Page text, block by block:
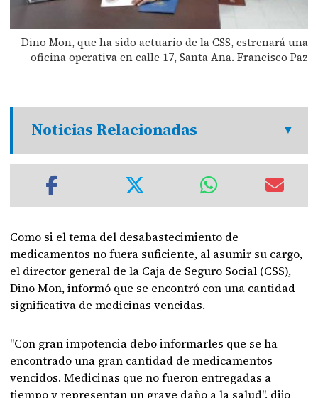
Dino Mon, que ha sido actuario de la CSS, estrenará una
oficina operativa en calle 17, Santa Ana. Francisco Paz
Noticias Relacionadas
Como si el tema del desabastecimiento de
medicamentos no fuera suficiente, al asumir su cargo,
el director general de la Caja de Seguro Social (CSS),
Dino Mon, informó que se encontró con una cantidad
significativa de medicinas vencidas.
"Con gran impotencia debo informarles que se ha
encontrado una gran cantidad de medicamentos
vencidos. Medicinas que no fueron entregadas a
tiempo y representan un grave daño a la salud", dijo